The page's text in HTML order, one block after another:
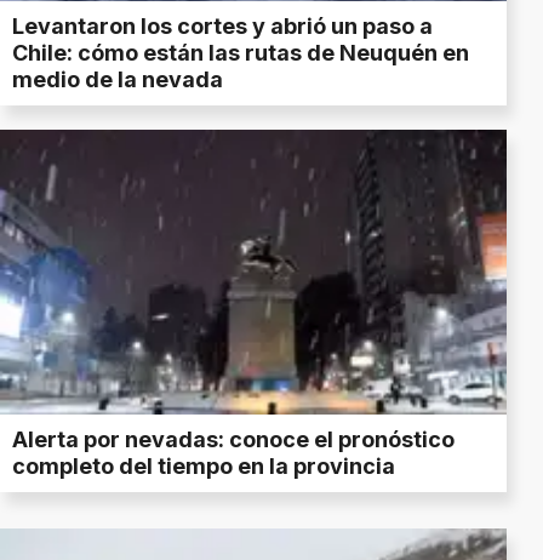
Levantaron los cortes y abrió un paso a
Chile: cómo están las rutas de Neuquén en
medio de la nevada
Alerta por nevadas: conoce el pronóstico
completo del tiempo en la provincia